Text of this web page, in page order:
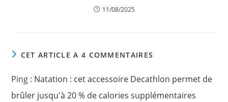
11/08/2025
CET ARTICLE A 4 COMMENTAIRES
Ping : Natation : cet accessoire Decathlon permet de
brûler jusqu'à 20 % de calories supplémentaires